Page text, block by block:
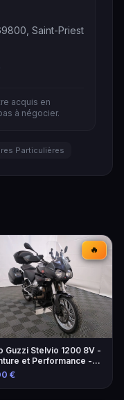
Saint-Priest
acquis en
à négocier.
Particulières
🔥
Guzzi Stelvio 1200 8V -
et Performance -
€